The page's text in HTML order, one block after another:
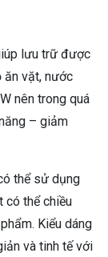
lưu trữ được
ăn vặt, nước
nên trong quá
– giảm
thể sử dụng
có thể chiều
Kiểu dáng
và tinh tế với